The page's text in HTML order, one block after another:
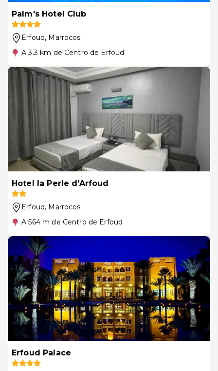
Palm's Hotel Club
Erfoud, Marrocos
A 3.3 km de Centro de Erfoud
Hotel la Perle d'Arfoud
Erfoud, Marrocos
A 564 m de Centro de Erfoud
Erfoud Palace